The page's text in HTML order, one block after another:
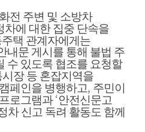
전 주변 및 소방차
차에 대한 집중 단속을
택 관계자에게는
내문 게시를 통해 불법 주
수 있도록 협조를 요청할
시장 등 혼잡지역을
페인을 병행하고,주민이
로그램과‘안전신문고
차 신고 독려 활동도 함께